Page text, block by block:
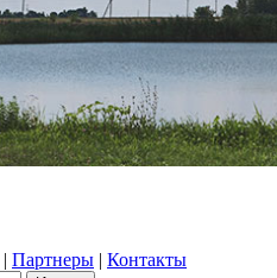
| Партнеры | Контакты